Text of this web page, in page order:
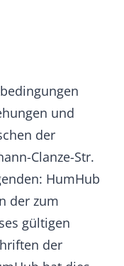
und
Str.
HumHub
zum
der
hat dies